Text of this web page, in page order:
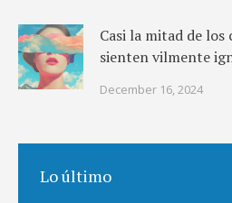
Casi la mitad de los
sienten vilmente
December 16, 2024
Lo último